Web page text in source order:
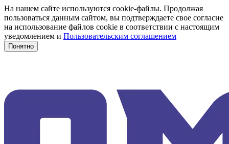
На нашем сайте используются cookie-файлы. Продолжая
пользоваться данным сайтом, вы подтверждаете свое согласие
на использование файлов cookie в соответствии с настоящим
уведомлением и Пользовательским соглашением
Понятно